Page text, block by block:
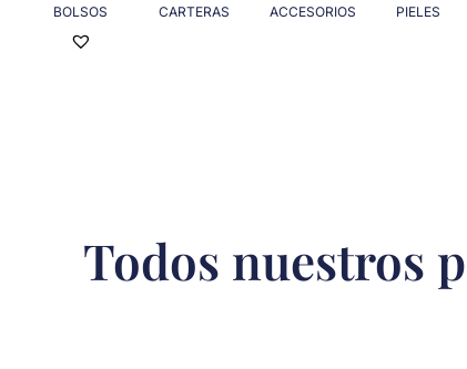
BOLSOS CARTERAS ACCESORIOS PIELES
Todos nuestros